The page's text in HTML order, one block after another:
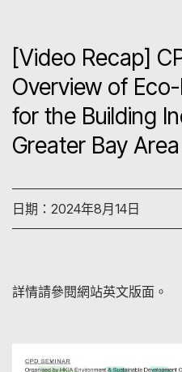
[Video Recap]
Overview of
for the Building
Greater Bay Area
日期：2024年8月14日
詳情請參閱網站英文版面。